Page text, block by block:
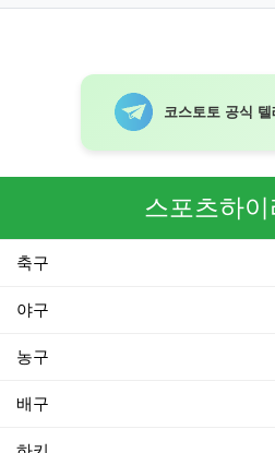
코스토토 공식
스포츠하
축구
야구
농구
배구